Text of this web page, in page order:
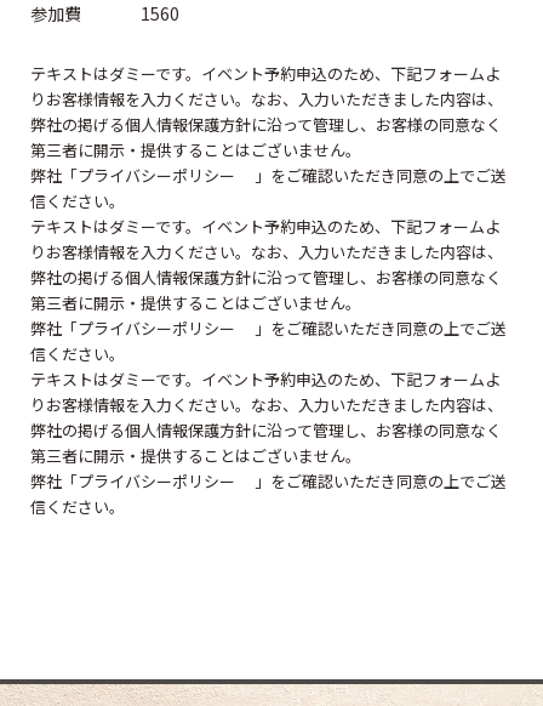
参加費
1560
テキストはダミーです。イベント予約申込のため、下記フォームよ
りお客様情報を入力ください。なお、入力いただきました内容は、
弊社の掲げる個人情報保護方針に沿って管理し、お客様の同意なく
第三者に開示・提供することはございません。
弊社「プライバシーポリシー 」をご確認いただき同意の上でご送
信ください。
テキストはダミーです。イベント予約申込のため、下記フォームよ
りお客様情報を入力ください。なお、入力いただきました内容は、
弊社の掲げる個人情報保護方針に沿って管理し、お客様の同意なく
第三者に開示・提供することはございません。
弊社「プライバシーポリシー 」をご確認いただき同意の上でご送
信ください。
テキストはダミーです。イベント予約申込のため、下記フォームよ
りお客様情報を入力ください。なお、入力いただきました内容は、
弊社の掲げる個人情報保護方針に沿って管理し、お客様の同意なく
第三者に開示・提供することはございません。
弊社「プライバシーポリシー 」をご確認いただき同意の上でご送
信ください。